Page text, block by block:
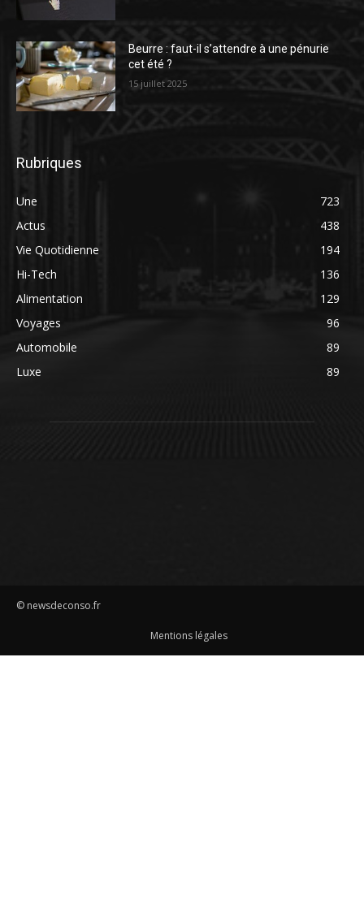
Beurre : faut-il s’attendre à une pénurie
cet été ?
15 juillet 2025
Rubriques
Une
723
Actus
438
Vie Quotidienne
194
Hi-Tech
136
Alimentation
129
Voyages
96
Automobile
89
Luxe
89
© newsdeconso.fr
Mentions légales